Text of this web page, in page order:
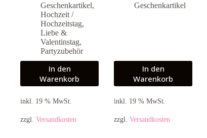
Geschenkartikel,
Hochzeit /
Hochzeitstag,
Liebe &
Valentinstag,
Partyzubehör
In den
Warenkorb
inkl. 19 % MwSt.
zzgl. Versandkosten
Geschenkartikel
In den
Warenkorb
inkl. 19 % MwSt.
zzgl. Versandkosten